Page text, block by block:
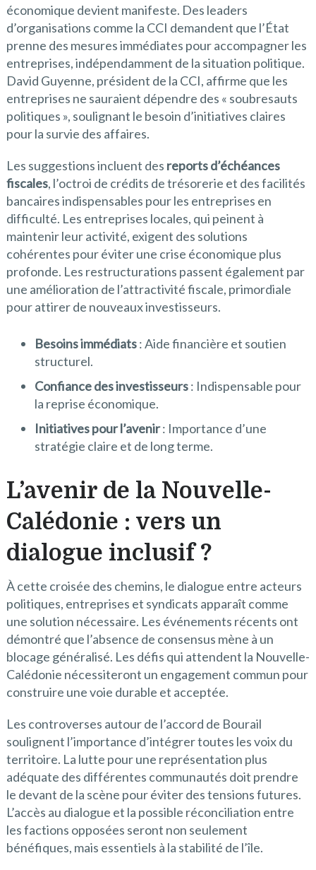
économique devient manifeste. Des leaders
d’organisations comme la CCI demandent que l’État
prenne des mesures immédiates pour accompagner les
entreprises, indépendamment de la situation politique.
David Guyenne, président de la CCI, affirme que les
entreprises ne sauraient dépendre des « soubresauts
politiques », soulignant le besoin d’initiatives claires
pour la survie des affaires.
Les suggestions incluent des reports d’échéances
fiscales, l’octroi de crédits de trésorerie et des facilités
bancaires indispensables pour les entreprises en
difficulté. Les entreprises locales, qui peinent à
maintenir leur activité, exigent des solutions
cohérentes pour éviter une crise économique plus
profonde. Les restructurations passent également par
une amélioration de l’attractivité fiscale, primordiale
pour attirer de nouveaux investisseurs.
Besoins immédiats: Aide financière et soutien
structurel.
Confiance des investisseurs: Indispensable pour
la reprise économique.
Initiatives pour l’avenir: Importance d’une
stratégie claire et de long terme.
L’avenir de la Nouvelle-
Calédonie : vers un
dialogue inclusif ?
À cette croisée des chemins, le dialogue entre acteurs
politiques, entreprises et syndicats apparaît comme
une solution nécessaire. Les événements récents ont
démontré que l’absence de consensus mène à un
blocage généralisé. Les défis qui attendent la Nouvelle-
Calédonie nécessiteront un engagement commun pour
construire une voie durable et acceptée.
Les controverses autour de l’accord de Bourail
soulignent l’importance d’intégrer toutes les voix du
territoire. La lutte pour une représentation plus
adéquate des différentes communautés doit prendre
le devant de la scène pour éviter des tensions futures.
L’accès au dialogue et la possible réconciliation entre
les factions opposées seront non seulement
bénéfiques, mais essentiels à la stabilité de l’île.